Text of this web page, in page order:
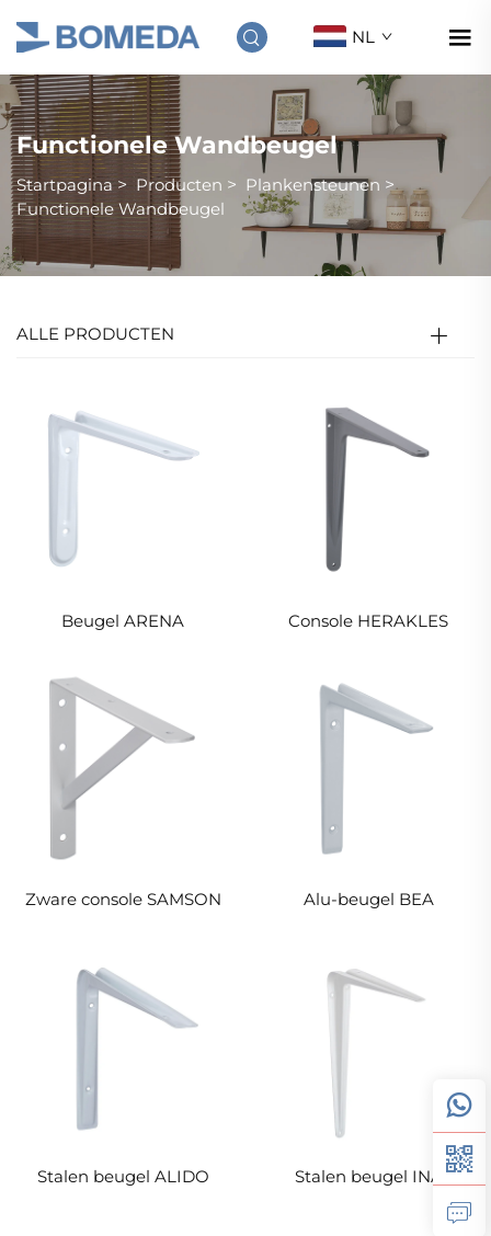
NL
Functionele Wandbeugel
Startpagina> Producten > Plankensteunen >
Functionele Wandbeugel
ALLE PRODUCTEN
Beugel ARENA Console HERAKLES
Zware console SAMSON Alu-beugel BEA
Stalen beugel ALIDO Stalen beugel INA